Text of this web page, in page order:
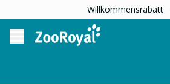
Willkommensrabatt